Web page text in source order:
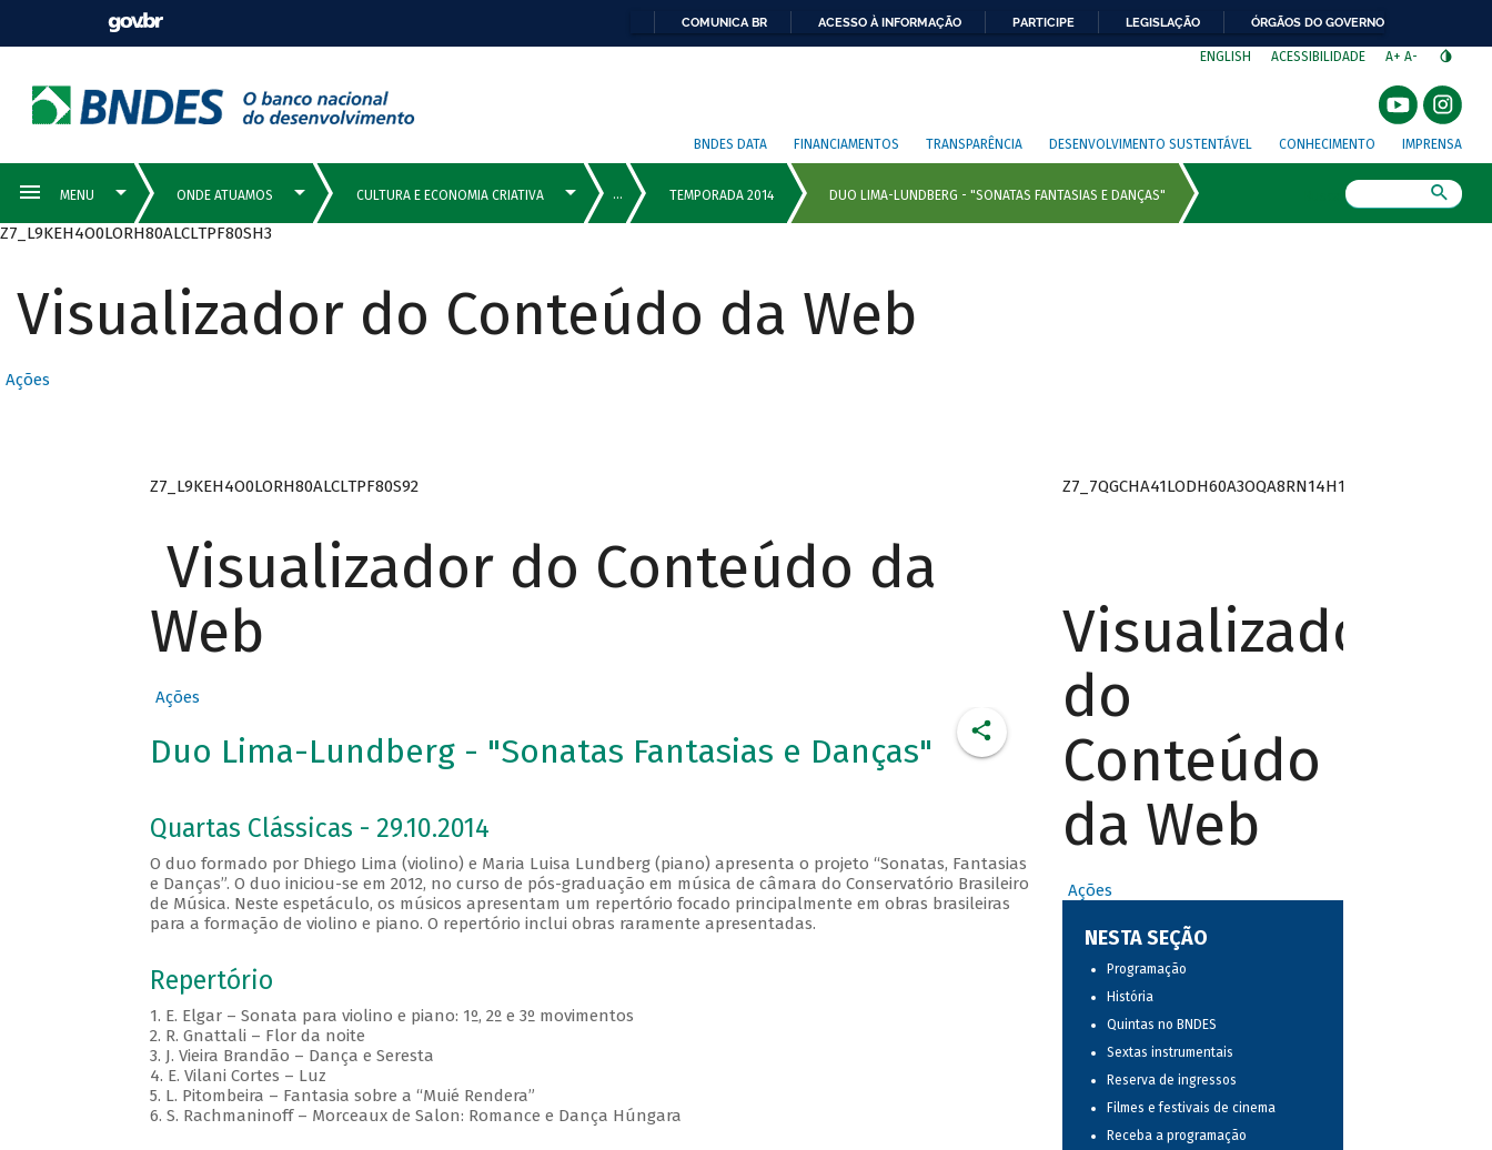
COMUNICA BR ACESSO À INFORMAÇÃO PARTICIPE LEGISLAÇÃO ÓRGÃOS DO GOVERNO
ENGLISH ACESSIBILIDADE A+ A-
BNDES DATA FINANCIAMENTOS TRANSPARÊNCIA DESENVOLVIMENTO SUSTENTÁVEL CONHECIMENTO IMPRENSA
Z7_L9KEH4O0LORH80ALCLTPF80SH3
Visualizador do Conteúdo da Web
Ações
Z7_L9KEH4O0LORH80ALCLTPF80S92
Visualizador do Conteúdo da
Web
Ações
Duo Lima-Lundberg - "Sonatas Fantasias e Danças"
Quartas Clássicas - 29.10.2014
O duo formado por Dhiego Lima (violino) e Maria Luisa Lundberg (piano) apresenta o projeto “Sonatas, Fantasias
e Danças”. O duo iniciou-se em 2012, no curso de pós-graduação em música de câmara do Conservatório Brasileiro
de Música. Neste espetáculo, os músicos apresentam um repertório focado principalmente em obras brasileiras
para a formação de violino e piano. O repertório inclui obras raramente apresentadas.
Repertório
1. E. Elgar – Sonata para violino e piano: 1º, 2º e 3º movimentos
2. R. Gnattali – Flor da noite
3. J. Vieira Brandão – Dança e Seresta
4. E. Vilani Cortes – Luz
5. L. Pitombeira – Fantasia sobre a “Muié Rendera”
6. S. Rachmaninoff – Morceaux de Salon: Romance e Dança Húngara
Z7_7QGCHA41LODH60A3OQA8RN14H1
Visualizador
do
Conteúdo
da Web
Ações
NESTA SEÇÃO
Programação
História
Quintas no BNDES
Sextas instrumentais
Reserva de ingressos
Filmes e festivais de cinema
Receba a programação